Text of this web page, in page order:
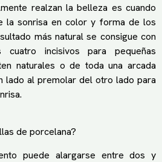
realzan la belleza es cuando
la sonrisa en color y forma de los
más natural se consigue con
incisivos para pequeñas
naturales o de toda una arcada
lado al premolar del otro lado para
de porcelana?
puede alargarse entre dos y